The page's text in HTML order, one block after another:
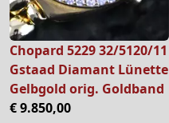
Chopard 5229 32/5120/11
Gstaad Diamant Lünette
Gelbgold orig. Goldband
€ 9.850,00